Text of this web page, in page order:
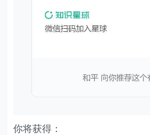
你将获得：